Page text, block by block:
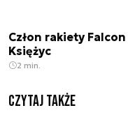
Człon rakiety
Księżyc
2 min.
Czytaj także